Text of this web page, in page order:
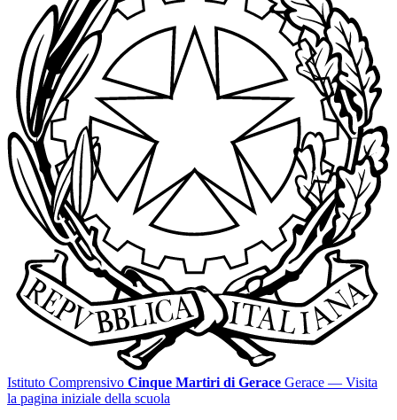
Istituto Comprensivo Cinque Martiri di Gerace Gerace — Visita
la pagina iniziale della scuola